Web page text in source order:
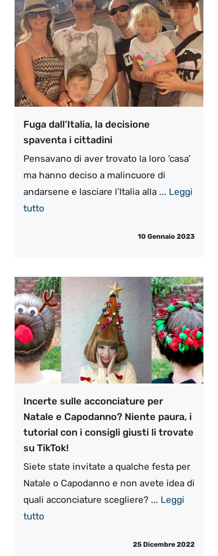
Fuga dall’Italia, la decisione
spaventa i cittadini
Pensavano di aver trovato la loro ‘casa’
ma hanno deciso a malincuore di
andarsene e lasciare l’Italia alla ... Leggi
tutto
10 Gennaio 2023
Incerte sulle acconciature per
Natale e Capodanno? Niente paura, i
tutorial con i consigli giusti li trovate
su TikTok!
Siete state invitate a qualche festa per
Natale o Capodanno e non avete idea di
quali acconciature scegliere? ... Leggi
tutto
25 Dicembre 2022